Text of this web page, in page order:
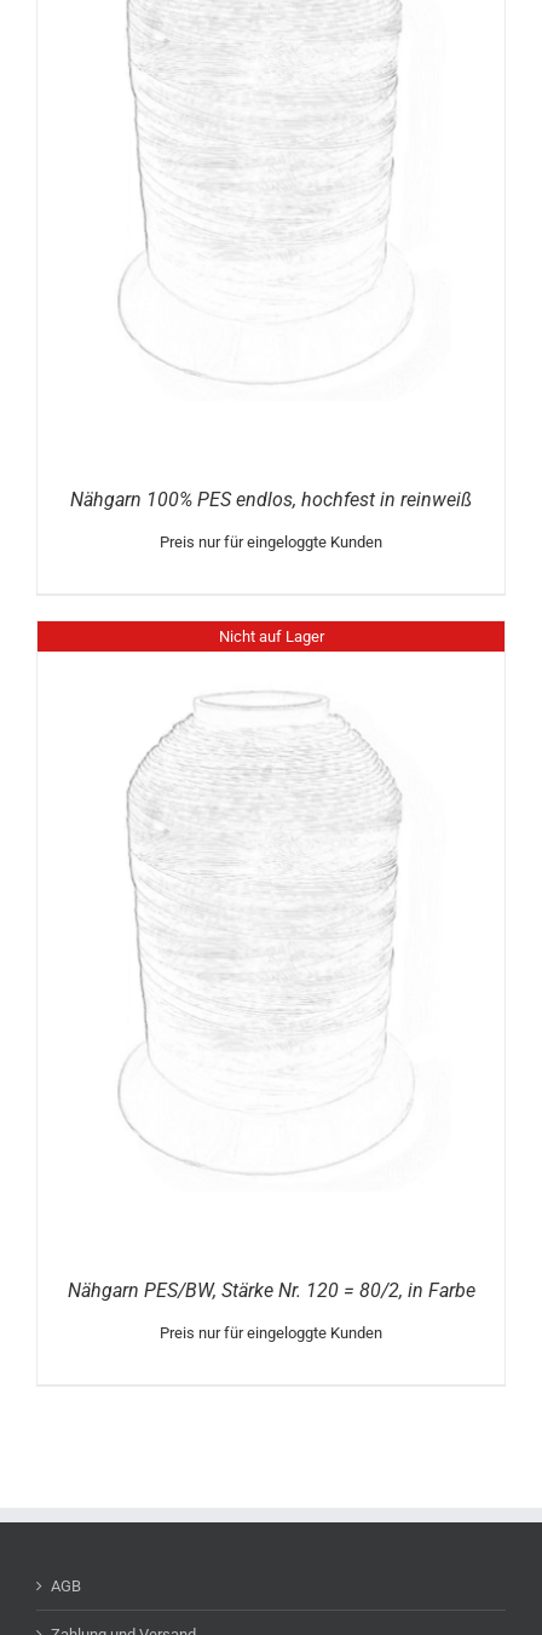
Nähgarn 100% PES endlos, hochfest in reinweiß
Preis nur für eingeloggte Kunden
Nicht auf Lager
Nähgarn PES/BW, Stärke Nr. 120 = 80/2, in Farbe
Preis nur für eingeloggte Kunden
AGB